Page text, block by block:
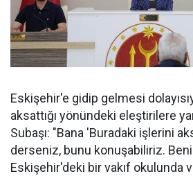
Eskişehir'e gidip gelmesi
aksattığı yönündeki eleştirilere
Subaşı: "Bana 'Buradaki işlerini
derseniz, bunu konuşabiliriz.
Eskişehir'deki bir vakıf okulunda